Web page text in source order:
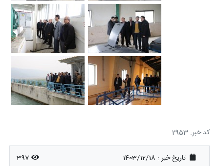
کد خبر: 2953
تاریخ خبر : 1403/12/18 397